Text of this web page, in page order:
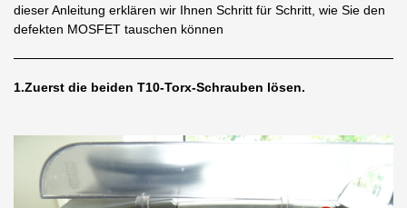
dieser Anleitung erklären wir Ihnen Schritt für Schritt, wie Sie den
defekten MOSFET tauschen können
1.Zuerst die beiden T10-Torx-Schrauben lösen.